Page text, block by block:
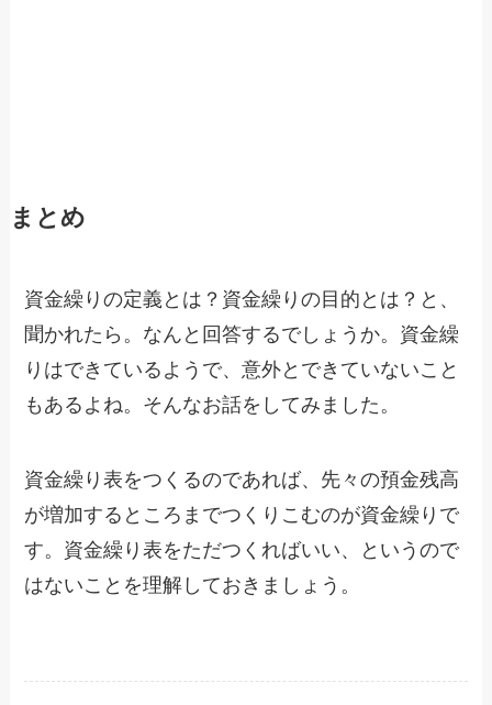
まとめ
資金繰りの定義とは？資金繰りの目的とは？と、
聞かれたら。なんと回答するでしょうか。資金繰
りはできているようで、意外とできていないこと
もあるよね。そんなお話をしてみました。
資金繰り表をつくるのであれば、先々の預金残高
が増加するところまでつくりこむのが資金繰りで
す。資金繰り表をただつくればいい、というので
はないことを理解しておきましょう。